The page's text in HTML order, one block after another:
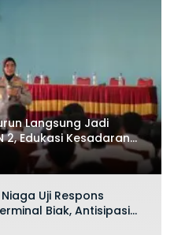
Langsung Jadi
2, Edukasi Kesadaran
Uji Respons
Biak, Antisipasi
Tumpahan BBM